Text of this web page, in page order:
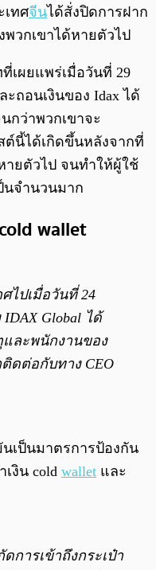
0:00
เทศจีนได้สั่งปิดการฝาก
วกเขาได้หายตัวไป
เผยแพร่เมื่อวันที่ 29
ถอนเงินของ Idax ได้
กว่าพวกเขาจะ
นี้ได้เกิดขึ้นหลังจากที่
ายตัวไป จนทำให้ผู้ใช้
นจำนวนมาก
wallet
ไปเมื่อวันที่ 24
Global ได้
และพนักงานของ
ดต่อกับทาง CEO
เป็นมาตรการป้องกัน
งิน cold wallet และ
การเข้าถึงกระเป๋า